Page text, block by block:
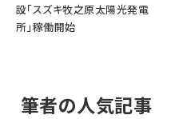
設「スズキ牧之原太陽光発電
所」稼働開始
筆者の人気記事